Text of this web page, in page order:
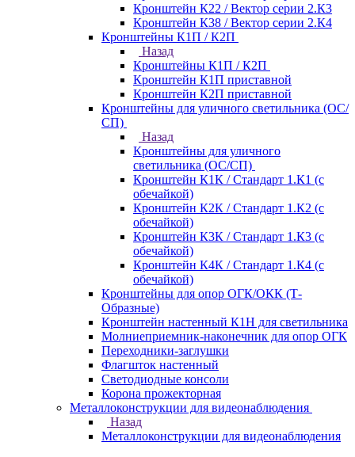
Кронштейн К22 / Вектор серии 2.К3
Кронштейн К38 / Вектор серии 2.К4
Кронштейны К1П / К2П
Назад
Кронштейны К1П / К2П
Кронштейн К1П приставной
Кронштейн К2П приставной
Кронштейны для уличного светильника (ОС/
СП)
Назад
Кронштейны для уличного
светильника (ОС/СП)
Кронштейн К1К / Стандарт 1.К1 (с
обечайкой)
Кронштейн К2К / Стандарт 1.К2 (с
обечайкой)
Кронштейн К3К / Стандарт 1.К3 (с
обечайкой)
Кронштейн К4К / Стандарт 1.К4 (с
обечайкой)
Кронштейны для опор ОГК/ОКК (Т-
Образные)
Кронштейн настенный К1Н для светильника
Молниеприемник-наконечник для опор ОГК
Переходники-заглушки
Флагшток настенный
Светодиодные консоли
Корона прожекторная
Металлоконструкции для видеонаблюдения
Назад
Металлоконструкции для видеонаблюдения